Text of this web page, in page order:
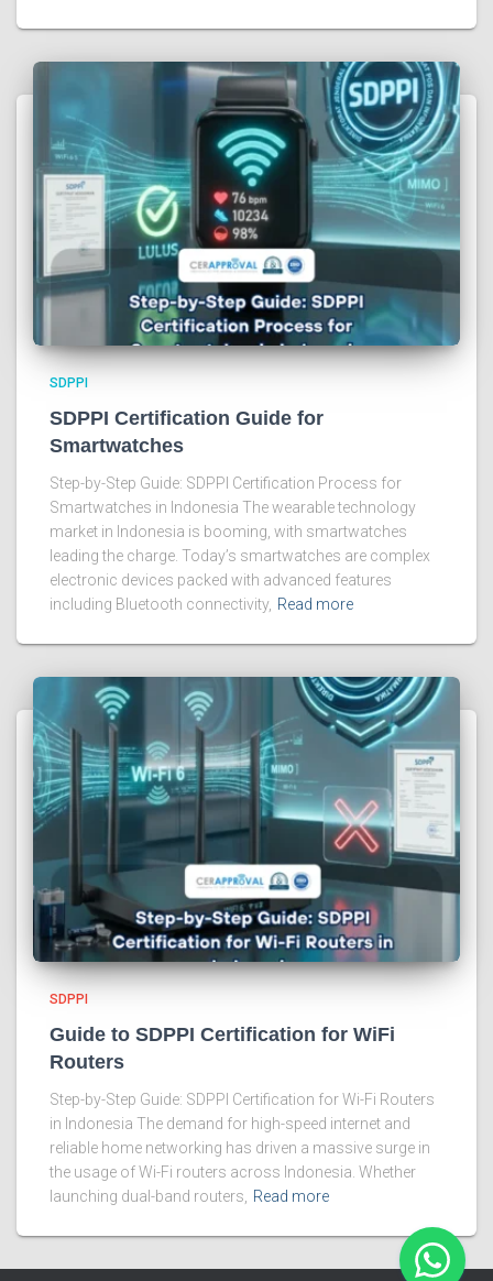
SDPPI
SDPPI Certification Guide for
Smartwatches
Step-by-Step Guide: SDPPI Certification Process for
Smartwatches in Indonesia The wearable technology
market in Indonesia is booming, with smartwatches
leading the charge. Today’s smartwatches are complex
electronic devices packed with advanced features
including Bluetooth connectivity, Read more
SDPPI
Guide to SDPPI Certification for WiFi
Routers
Step-by-Step Guide: SDPPI Certification for Wi-Fi Routers
in Indonesia The demand for high-speed internet and
reliable home networking has driven a massive surge in
the usage of Wi-Fi routers across Indonesia. Whether
launching dual-band routers,
Read more